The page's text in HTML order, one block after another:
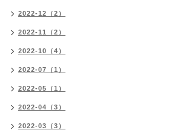
2022-12（2）
2022-11（2）
2022-10（4）
2022-07（1）
2022-05（1）
2022-04（3）
2022-03（3）